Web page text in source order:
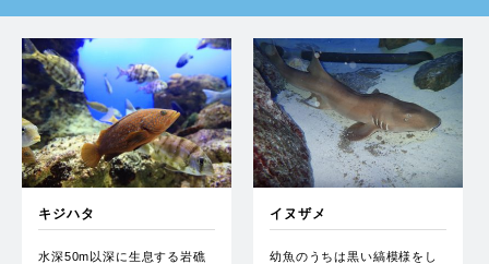
キジハタ
水深50m以深に生息する岩礁
イヌザメ
幼魚のうちは黒い縞模様をし